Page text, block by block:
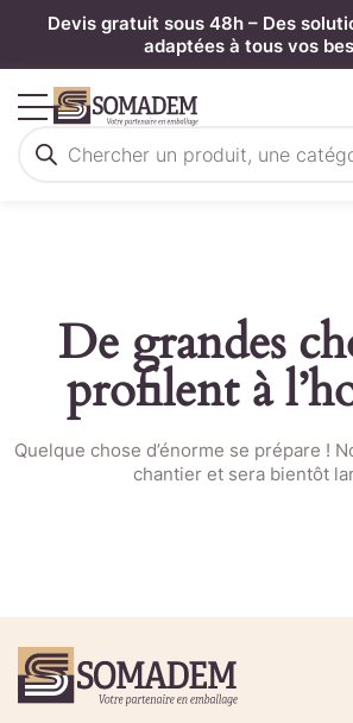
Devis gratuit sous 48h – Des
adaptées à tous vos
de
De grandes
profilent à
Quelque chose d’énorme se prépare !
chantier et sera bientôt
commande
Panneau de gestion des cookies